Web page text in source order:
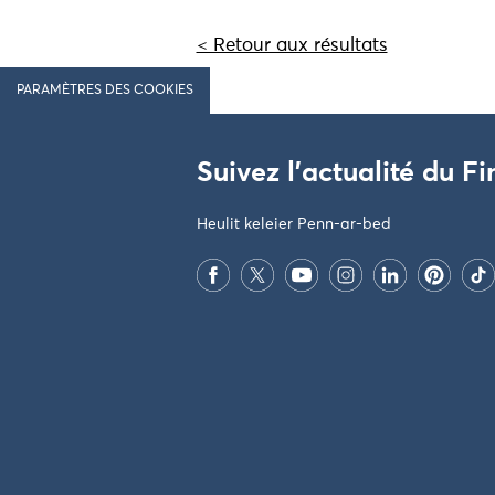
< Retour aux résultats
PARAMÈTRES DES COOKIES
Suivez l'actualité du
Heulit keleier Penn-ar-bed